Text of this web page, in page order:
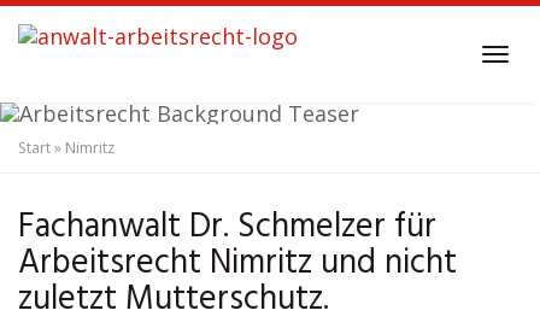
Skip
to
content
Start» Nimritz
Fachanwalt Dr. Schmelzer für
Arbeitsrecht Nimritz und nicht
zuletzt Mutterschutz.